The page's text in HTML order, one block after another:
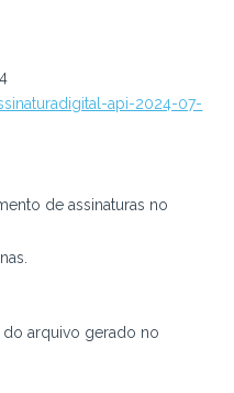
api-2024-07-
de assinaturas no
arquivo gerado no